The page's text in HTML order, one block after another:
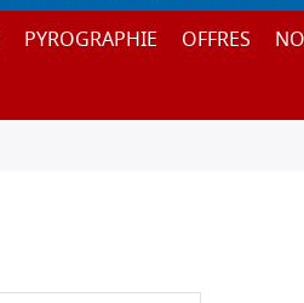
PYROGRAPHIE OFFRES